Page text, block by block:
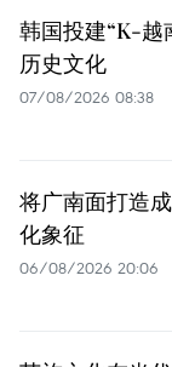
韩国投建“K-越
历史文化
07/08/2026 08:38
将广南面打造
化象征
06/08/2026 20:06